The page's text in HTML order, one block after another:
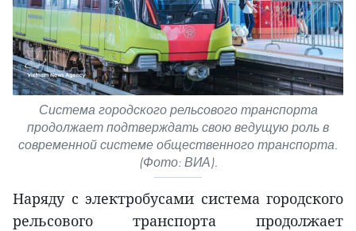
Система городского рельсового транспорта
продолжает подтверждать свою ведущую роль в
современной системе общественного транспорта.
(Фото: ВИА).
Наряду с электробусами система городского
рельсового транспорта продолжает